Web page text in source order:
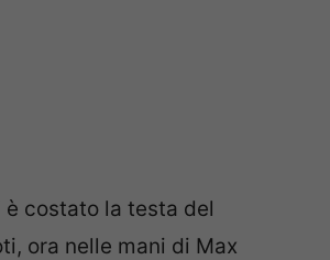
è costato la testa del
ora nelle mani di Max